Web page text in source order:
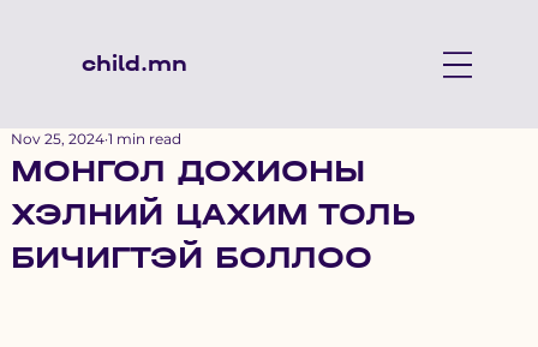
child.mn
МОНГОЛ ДОХИОНЫ
ХЭЛНИЙ ЦАХИМ ТОЛЬ
БИЧИГТЭЙ БОЛЛОО
Nov 25, 2024 1 min read